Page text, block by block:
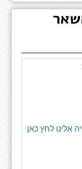
אלינו לחץ כאן